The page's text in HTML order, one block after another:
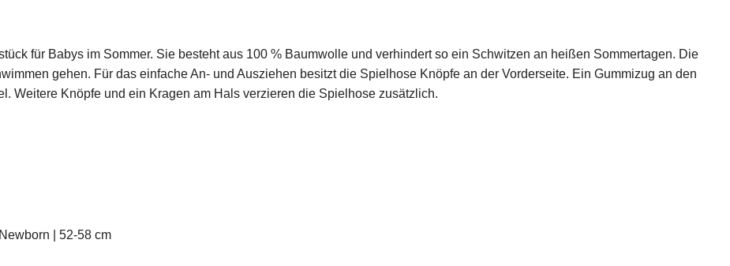
für Babys im Sommer. Sie besteht aus 100 % Baumwolle und verhindert so ein Schwitzen an heißen Sommertagen. Die
gehen. Für das einfache An- und Ausziehen besitzt die Spielhose Knöpfe an der Vorderseite. Ein Gummizug an den
Weitere Knöpfe und ein Kragen am Hals verzieren die Spielhose zusätzlich.
| 52-58 cm